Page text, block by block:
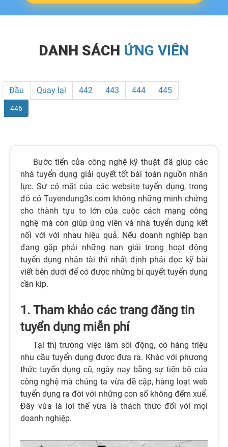
DANH SÁCH ỨNG VIÊN
Đầu Quay lại 442 443 444 445
446
Bước tiến của công nghệ kỹ thuật đã giúp các
nhà tuyển dụng giải quyết tốt bài toán nguồn nhân
lực. Sự có mặt của các website tuyển dụng, trong
đó có Tuyendung3s.com không những minh chứng
cho thành tựu to lớn của cuộc cách mạng công
nghệ mà còn giúp ứng viên và nhà tuyển dụng kết
nối với với nhau hiệu quả. Nếu doanh nghiệp bạn
đang gặp phải những nan giải trong hoạt động
tuyển dụng nhân tài thì nhất định phải đọc kỹ bài
viết bên dưới để có được những bí quyết tuyển dụng
cần kíp.
1. Tham khảo các trang đăng tin
tuyển dụng miễn phí
Tại thị trường việc làm sôi động, có hàng triệu
nhu cầu tuyển dụng được đưa ra. Khác với phương
thức tuyển dụng cũ, ngày nay bằng sự tiến bộ của
công nghệ mà chúng ta vừa đề cập, hàng loạt web
tuyển dụng ra đời với những con số không đếm xuể.
Đây vừa là lợi thế vừa là thách thức đối với mọi
doanh nghiệp.